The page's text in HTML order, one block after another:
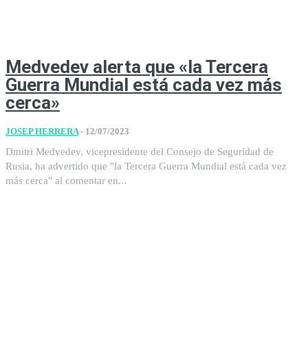
Medvedev alerta que «la Tercera
Guerra Mundial está cada vez más
cerca»
JOSEP HERRERA - 12/07/2023
Dmitri Medvedev, vicepresidente del Consejo de Seguridad de
Rusia, ha advertido que "la Tercera Guerra Mundial está cada vez
más cerca" al comentar en...